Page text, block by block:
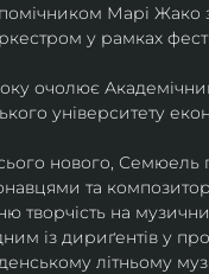
Марі Жако
у рамках
очолює
університету
нового, Семюель
та
творчість на
із дириґентів у
літньому